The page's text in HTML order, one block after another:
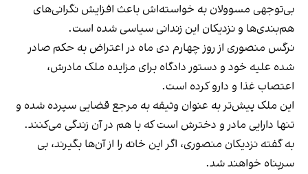
بی‌توجهی مسوولان به خواسته‌اش باعث افزایش نگرانی‌های
هم‌بندی‌ها و نزدیکان این زندانی سیاسی شده است.
نرگس منصوری از روز چهارم دی‌ ماه در اعتراض به حکم صادر
شده علیه خود و دستور دادگاه برای مزایده ملک مادرش،
اعتصاب غذا و دارو کرده است.
این ملک پیش‌تر به عنوان وثیقه به مرجع قضایی سپرده شده و
تنها دارایی مادر و دخترش است که با هم در آن زندگی می‌کنند.
به گفته نزدیکان منصوری، اگر این خانه را از آن‌ها بگیرند، بی
سرپناه خواهند شد.